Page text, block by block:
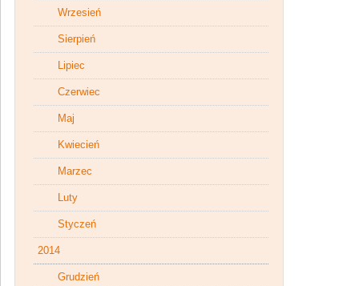
Wrzesień
Sierpień
Lipiec
Czerwiec
Maj
Kwiecień
Marzec
Luty
Styczeń
2014
Grudzień